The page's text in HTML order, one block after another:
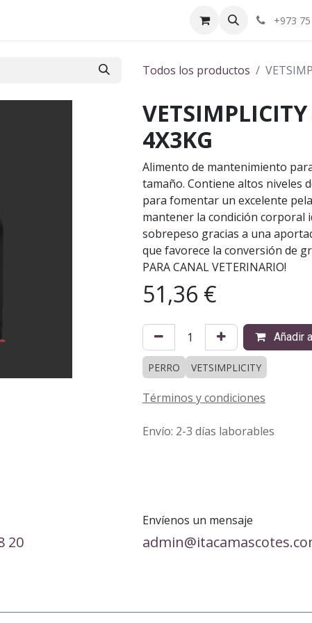
+973
Todos los productos
4X3KG
Alimento de mantenimiento
tamaño. Contiene altos niveles
para fomentar un excelente
mantener la condición corporal
sobrepeso gracias a una
que favorece la conversión de
PARA CANAL VETERINARIO!
51,36 €
Añadir
PERRO VETSIMPLICITY
Términos y condiciones
Envío: 2-3 días laborables
20
Envíenos un mensaje